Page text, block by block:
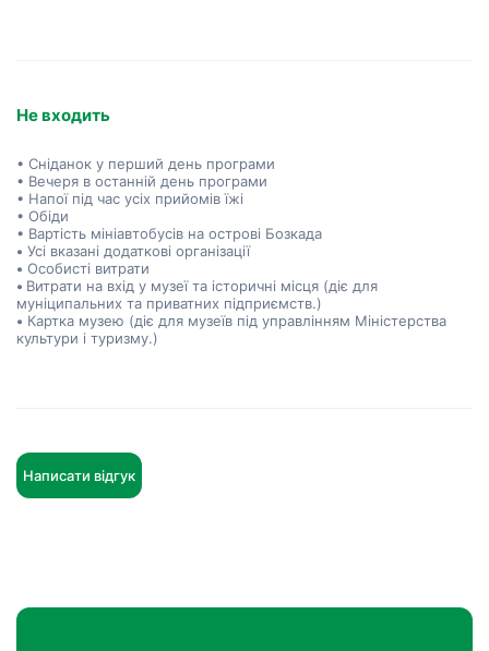
Не входить
• Сніданок у перший день програми
• Вечеря в останній день програми
• Напої під час усіх прийомів їжі
• Обіди
• Вартість мініавтобусів на острові Бозкада
• Усі вказані додаткові організації
• Особисті витрати
• Витрати на вхід у музеї та історичні місця (діє для
муніципальних та приватних підприємств.)
• Картка музею (діє для музеїв під управлінням Міністерства
культури і туризму.)
Написати відгук